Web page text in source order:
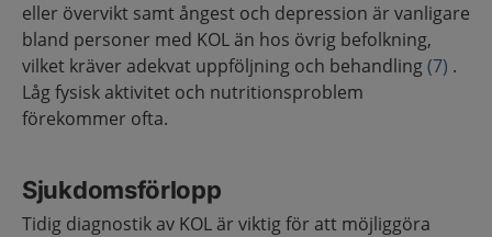
eller övervikt samt ångest och depression är vanligare
bland personer med KOL än hos övrig befolkning,
vilket kräver adekvat uppföljning och behandling(7) .
Låg fysisk aktivitet och nutritionsproblem
förekommer ofta.
Sjukdomsförlopp
Tidig diagnostik av KOL är viktig för att möjliggöra